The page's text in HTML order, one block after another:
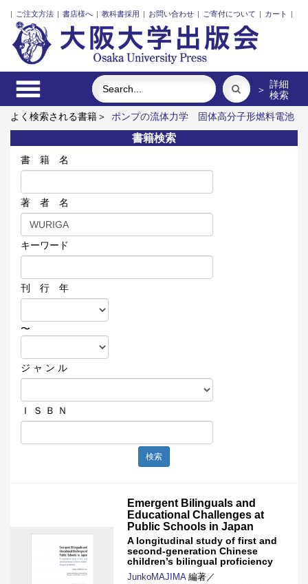
| ご注文方法 | 書店様へ | 教科書採用 | お問い合わせ | ご寄付について | カート |
＞ 詳細
検索
よく検索される書籍＞
ポンプの流体力学
固体高分子形燃料電池
要素材料・水素貯蔵材料の知的設計
三人の藤野先生、その生涯
と交流
街に拓く大学 脳の神秘を探る ロシア語
書籍検索
書 籍 名
著 者 名
キーワード
刊 行 年
〜
ジ ャ ン ル
Ｉ Ｓ Ｂ Ｎ
検索
Emergent Bilinguals and
Educational Challenges at
Public Schools in Japan
A longitudinal study of first and
second-generation Chinese
children’s bilingual proficiency
JunkoMAJIMA 編著／